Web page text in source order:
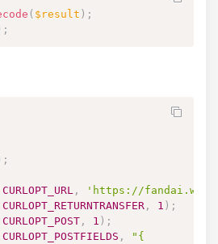
( $result ) ;
;
;
CURLOPT_URL ,
'https://
CURLOPT_RETURNTRANSFER , 1 ) ;
CURLOPT_POST , 1 ) ;
CURLOPT_POSTFIELDS ,
"{